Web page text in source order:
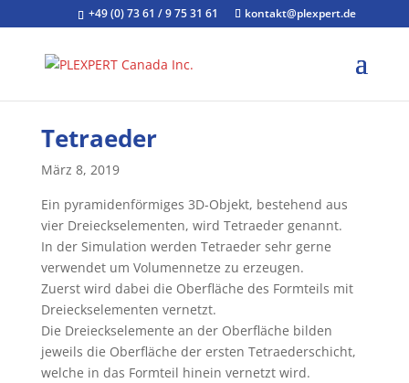
+49 (0) 73 61 / 9 75 31 61 kontakt@plexpert.de
Tetraeder
März 8, 2019
Ein pyramidenförmiges 3D-Objekt, bestehend aus
vier Dreieckselementen, wird Tetraeder genannt.
In der Simulation werden Tetraeder sehr gerne
verwendet um Volumennetze zu erzeugen.
Zuerst wird dabei die Oberfläche des Formteils mit
Dreieckselementen vernetzt.
Die Dreieckselemente an der Oberfläche bilden
jeweils die Oberfläche der ersten Tetraederschicht,
welche in das Formteil hinein vernetzt wird.